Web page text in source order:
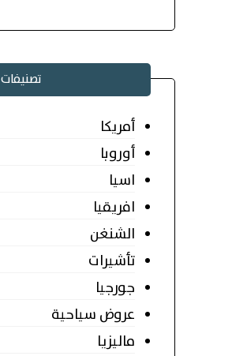
تصنيفات
أمريكا
أوروبا
اسيا
افريقيا
الشنغن
تأشيرات
جورجيا
عروض سياحية
ماليزيا